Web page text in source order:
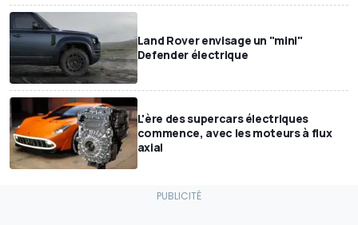
Land Rover envisage un "mini"
Defender électrique
L'ère des supercars électriques
commence, avec les moteurs à flux
axial